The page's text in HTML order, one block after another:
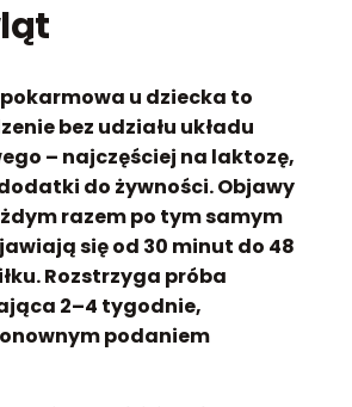
u dziecka to
bez udziału układu
– najczęściej na laktozę,
do żywności. Objawy
razem po tym samym
się od 30 minut do 48
Rozstrzyga próba
2–4 tygodnie,
podaniem